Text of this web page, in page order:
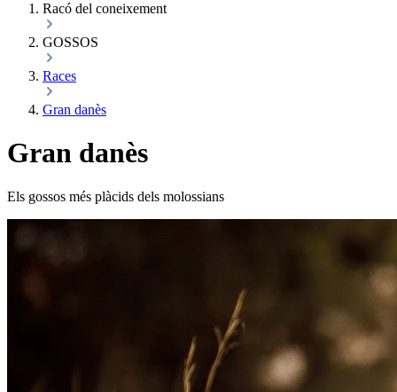
Racó del coneixement
GOSSOS
Races
Gran danès
Gran danès
Els gossos més plàcids dels molossians